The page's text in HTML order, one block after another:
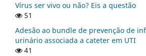
Vírus ser vivo ou não? Eis a questão
51
Adesão ao bundle de prevenção de
urinário associada a cateter em UTI
41